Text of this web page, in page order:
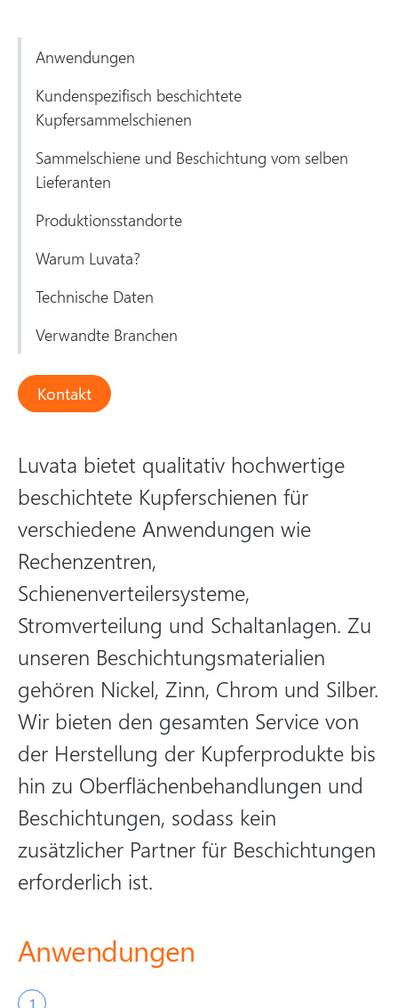
Anwendungen
Kundenspezifisch beschichtete
Kupfersammelschienen
Sammelschiene und Beschichtung vom selben
Lieferanten
Produktionsstandorte
Warum Luvata?
Technische Daten
Verwandte Branchen
Kontakt
Luvata bietet qualitativ hochwertige
beschichtete Kupferschienen für
verschiedene Anwendungen wie
Rechenzentren,
Schienenverteilersysteme,
Stromverteilung und Schaltanlagen. Zu
unseren Beschichtungsmaterialien
gehören Nickel, Zinn, Chrom und Silber.
Wir bieten den gesamten Service von
der Herstellung der Kupferprodukte bis
hin zu Oberflächenbehandlungen und
Beschichtungen, sodass kein
zusätzlicher Partner für Beschichtungen
erforderlich ist.
Anwendungen